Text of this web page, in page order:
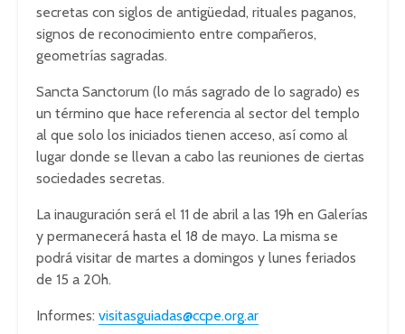
secretas con siglos de antigüedad, rituales paganos,
signos de reconocimiento entre compañeros,
geometrías sagradas.
Sancta Sanctorum (lo más sagrado de lo sagrado) es
un término que hace referencia al sector del templo
al que solo los iniciados tienen acceso, así como al
lugar donde se llevan a cabo las reuniones de ciertas
sociedades secretas.
La inauguración será el 11 de abril a las 19h en Galerías
y permanecerá hasta el 18 de mayo. La misma se
podrá visitar de martes a domingos y lunes feriados
de 15 a 20h.
Informes: visitasguiadas@ccpe.org.ar